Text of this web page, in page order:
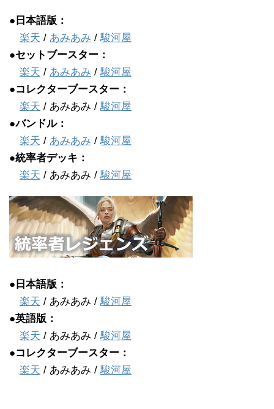
●日本語版：
楽天 / あみあみ / 駿河屋
●セットブースター：
楽天 / あみあみ / 駿河屋
●コレクターブースター：
楽天 / あみあみ / 駿河屋
●バンドル：
楽天 / あみあみ / 駿河屋
●統率者デッキ：
楽天 / あみあみ / 駿河屋
●日本語版：
楽天 / あみあみ / 駿河屋
●英語版：
楽天 / あみあみ / 駿河屋
●コレクターブースター：
楽天 / あみあみ / 駿河屋